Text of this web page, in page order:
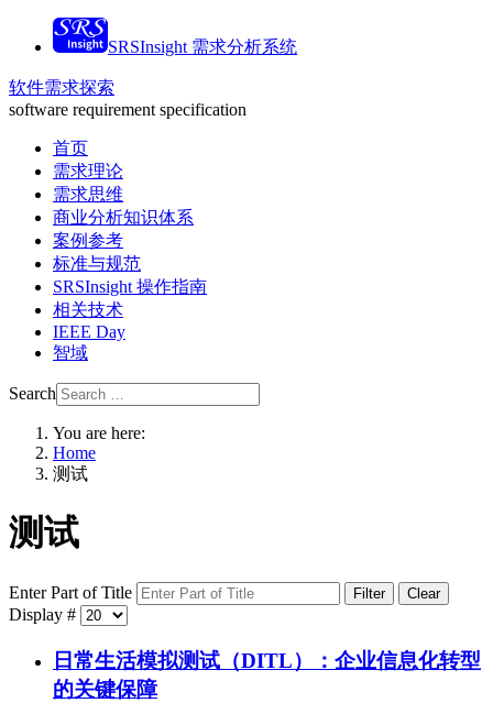
SRSInsight 需求分析系统
软件需求探索
software requirement specification
首页
需求理论
需求思维
商业分析知识体系
案例参考
标准与规范
SRSInsight 操作指南
相关技术
IEEE Day
智域
Search
You are here:
Home
测试
测试
Enter Part of Title Filter Clear
Display #
日常生活模拟测试（DITL）：企业信息化转型
的关键保障